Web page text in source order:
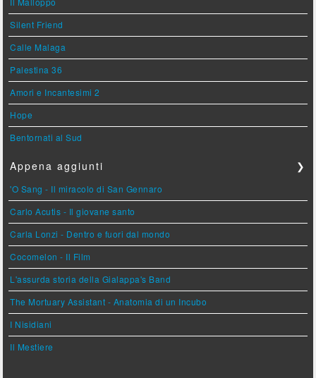
Silent Friend
Calle Malaga
Palestina 36
Amori e Incantesimi 2
Hope
Bentornati al Sud
Appena aggiunti ❯
'O Sang - Il miracolo di San Gennaro
Carlo Acutis - Il giovane santo
Carla Lonzi - Dentro e fuori dal mondo
Cocomelon - Il Film
L'assurda storia della Gialappa's Band
The Mortuary Assistant - Anatomia di un Incubo
I Nisidiani
Il Mestiere